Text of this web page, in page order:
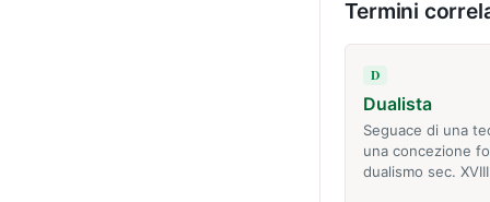
Termini
D
Dualista
Seguace di una
una concezione
dualismo sec. XVIII